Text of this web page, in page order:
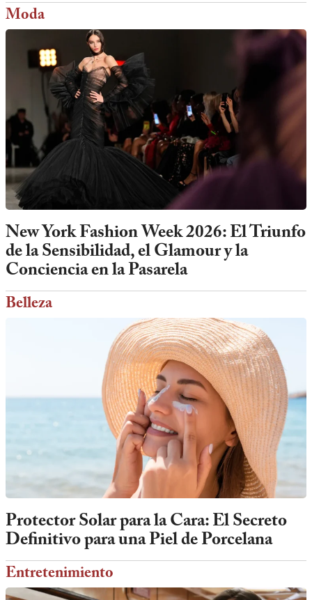
Moda
New York Fashion Week 2026: El Triunfo
de la Sensibilidad, el Glamour y la
Conciencia en la Pasarela
Belleza
Protector Solar para la Cara: El Secreto
Definitivo para una Piel de Porcelana
Entretenimiento